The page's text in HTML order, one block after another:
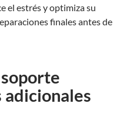
el estrés y optimiza su
finales antes de